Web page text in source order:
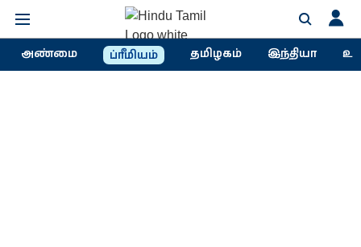
அண்மை ப்ரீமியம் தமிழகம் இந்தியா